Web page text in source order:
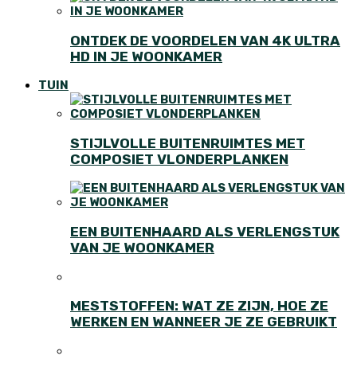
ONTDEK DE VOORDELEN VAN 4K ULTRA
HD IN JE WOONKAMER
TUIN
STIJLVOLLE BUITENRUIMTES MET
COMPOSIET VLONDERPLANKEN
EEN BUITENHAARD ALS VERLENGSTUK
VAN JE WOONKAMER
MESTSTOFFEN: WAT ZE ZIJN, HOE ZE
WERKEN EN WANNEER JE ZE GEBRUIKT